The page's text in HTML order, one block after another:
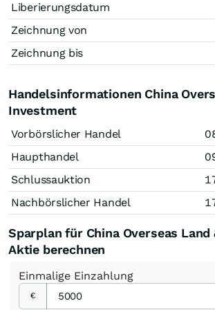
Liberierungsdatum
Zeichnung von
Zeichnung bis
Handelsinformationen China
Investment
Vorbörslicher Handel
Haupthandel
Schlussauktion
Nachbörslicher Handel
Sparplan für China Overseas
Aktie berechnen
Einmalige Einzahlung
€